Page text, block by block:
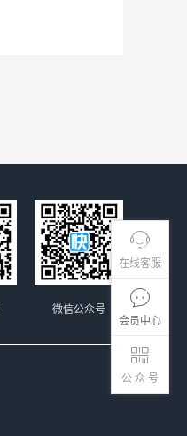
在线客服
会员中心
公 众 号
微信公众号